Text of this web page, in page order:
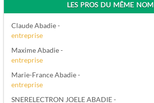
LES PROS DU MÊME NOM
Claude Abadie -
entreprise
Maxime Abadie -
entreprise
Marie-France Abadie -
entreprise
SNERELECTRON JOELE ABADIE -